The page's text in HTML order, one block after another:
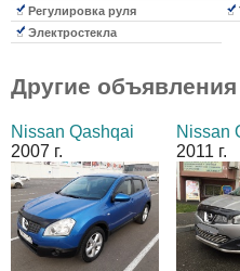
Регулировка руля
Электростекла
Другие
Nissan Qashqai
2007 г.
Nissan
2011 г.